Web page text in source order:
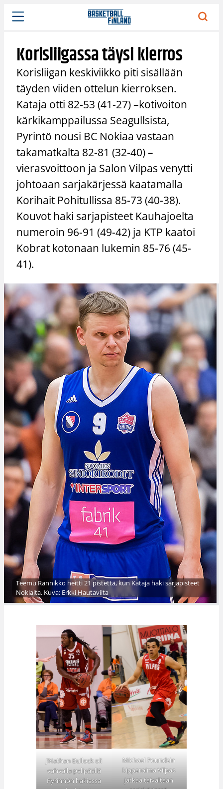
Siirry
sisältöön
Korisliigassa täysi kierros
Korisliigan keskiviikko piti sisällään
täyden viiden ottelun kierroksen.
Kataja otti 82-53 (41-27) –kotivoiton
kärkikamppailussa Seagullsista,
Pyrintö nousi BC Nokiaa vastaan
takamatkalta 82-81 (32-40) –
vierasvoittoon ja Salon Vilpas venytti
johtoaan sarjakärjessä kaatamalla
Korihait Pohitullissa 85-73 (40-38).
Kouvot haki sarjapisteet Kauhajoelta
numeroin 96-91 (49-42) ja KTP kaatoi
Kobrat kotonaan lukemin 85-76 (45-
41).
Teemu Rannikko heitti 21 pistettä, kun Kataja haki sarjapisteet
Nokialta. Kuva: Erkki Hautaviita
J’Nathan Bullock oli
vahvalla pelipäällä
Pyrinnön hakiessa
Michael Poundsin
kipparoima Vilpas
jatkaa taivaltaan